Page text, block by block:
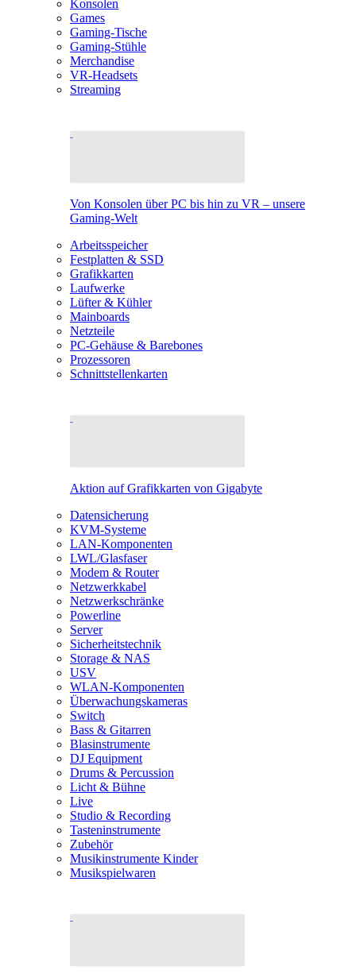
Konsolen
Games
Gaming-Tische
Gaming-Stühle
Merchandise
VR-Headsets
Streaming
Von Konsolen über PC bis hin zu VR – unsere
Gaming-Welt
Arbeitsspeicher
Festplatten & SSD
Grafikkarten
Laufwerke
Lüfter & Kühler
Mainboards
Netzteile
PC-Gehäuse & Barebones
Prozessoren
Schnittstellenkarten
Aktion auf Grafikkarten von Gigabyte
Datensicherung
KVM-Systeme
LAN-Komponenten
LWL/Glasfaser
Modem & Router
Netzwerkkabel
Netzwerkschränke
Powerline
Server
Sicherheitstechnik
Storage & NAS
USV
WLAN-Komponenten
Überwachungskameras
Switch
Bass & Gitarren
Blasinstrumente
DJ Equipment
Drums & Percussion
Licht & Bühne
Live
Studio & Recording
Tasteninstrumente
Zubehör
Musikinstrumente Kinder
Musikspielwaren